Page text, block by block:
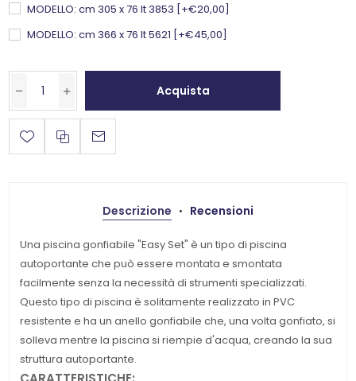
MODELLO: cm 305 x 76 lt 3853 [+€20,00]
MODELLO: cm 366 x 76 lt 5621 [+€45,00]
Acquista
Descrizione Recensioni
Una piscina gonfiabile "Easy Set" è un tipo di piscina
autoportante che può essere montata e smontata
facilmente senza la necessità di strumenti specializzati.
Questo tipo di piscina è solitamente realizzato in PVC
resistente e ha un anello gonfiabile che, una volta gonfiato, si
solleva mentre la piscina si riempie d'acqua, creando la sua
struttura autoportante.